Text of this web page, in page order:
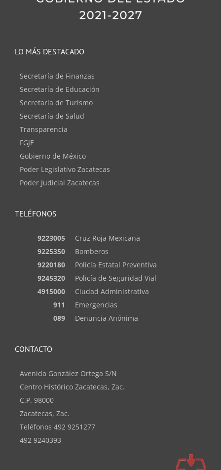
TELÉFONOS
9223005
Cruz Roja Mexicana
9225350
Bomberos
9220180
Policía Estatal Preventiva
9245320
Policía de Seguridad Vial
4915000
Ciudad Administrativa
911
Emergencias
089
Denuncia Anónima
LO MÁS DESTACADO
Secretaría de Finanzas
Secretaría de Educación
Secretaría de Turismo
Secretaría de Salud
Transparencia
FGJE
Gobierno de México
Poder Legislativo Zacatecas
Poder Judicial Zacatecas
CONTACTO
Avenida González Ortega S/N
Centro Histórico Zacatecas, Zac.
C.P. 98000
Zacatecas, Zac.
Teléfonos 492 9251277
492 9240393